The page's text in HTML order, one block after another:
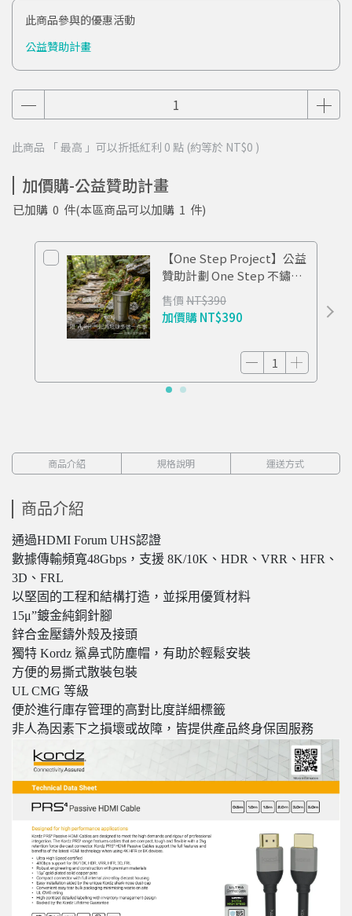
此商品參與的優惠活動
公益贊助計畫
此商品 「 最高 」可以折抵紅利 0 點 (約等於 NT$0 )
加價購-公益贊助計畫
已加購 0 件(本區商品可以加購 1 件)
【One Step Project】公益
贊助計劃 One Step 不鏽鋼
杯 TIDE
售價 NT$390
加價購NT$390
商品介紹 規格說明 運送方式
商品介紹
通過HDMI Forum UHS認證
數據傳輸頻寬48Gbps，支援 8K/10K、HDR、VRR、HFR、
3D、FRL
以堅固的工程和結構打造，並採用優質材料
15μ”鍍金純銅針腳
鋅合金壓鑄外殼及接頭
獨特 Kordz 鯊鼻式防塵帽，有助於輕鬆安裝
方便的易撕式散裝包裝
UL CMG 等級
便於進行庫存管理的高對比度詳細標籤
非人為因素下之損壞或故障，皆提供產品終身保固服務